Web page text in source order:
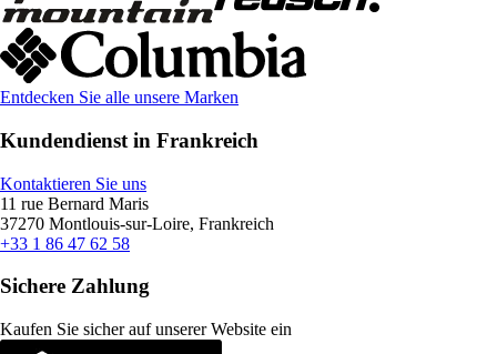
Entdecken Sie alle unsere Marken
Kundendienst in Frankreich
Kontaktieren Sie uns
11 rue Bernard Maris
37270 Montlouis-sur-Loire, Frankreich
+33 1 86 47 62 58
Sichere Zahlung
Kaufen Sie sicher auf unserer Website ein